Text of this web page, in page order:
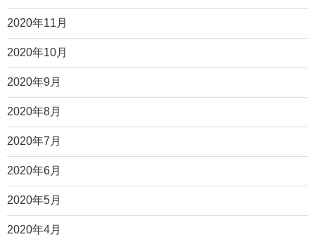
2020年11月
2020年10月
2020年9月
2020年8月
2020年7月
2020年6月
2020年5月
2020年4月